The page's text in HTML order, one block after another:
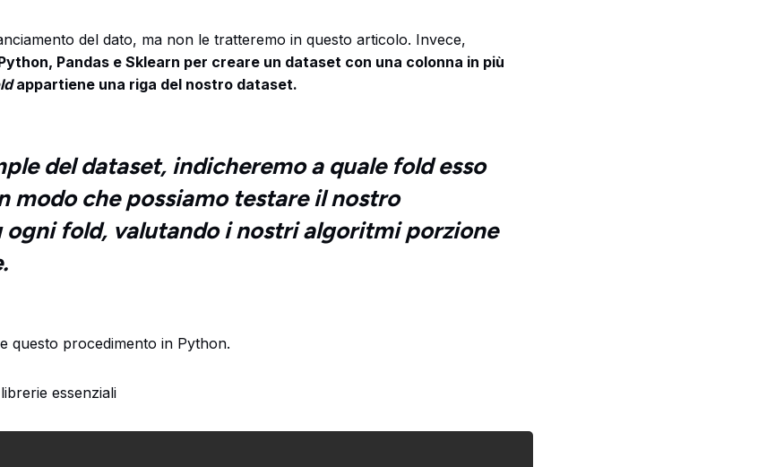
del dato, ma non le tratteremo in questo articolo. Invece,
Pandas e Sklearn per creare un dataset con una colonna in più
appartiene una riga del nostro dataset.
del dataset, indicheremo a quale fold esso
modo che possiamo testare il nostro
ogni fold, valutando i nostri algoritmi porzione
questo procedimento in Python.
essenziali